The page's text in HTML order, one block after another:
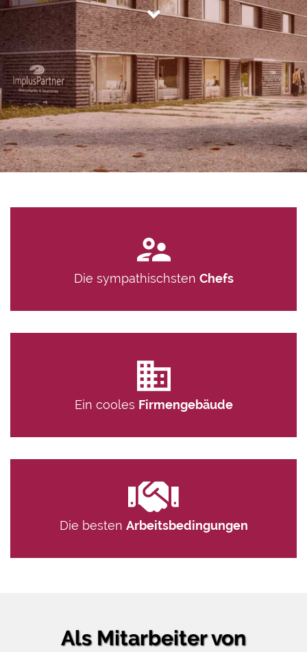
Die sympathischsten Chefs
Ein cooles Firmengebäude
Die besten Arbeitsbedingungen
Als Mitarbeiter von